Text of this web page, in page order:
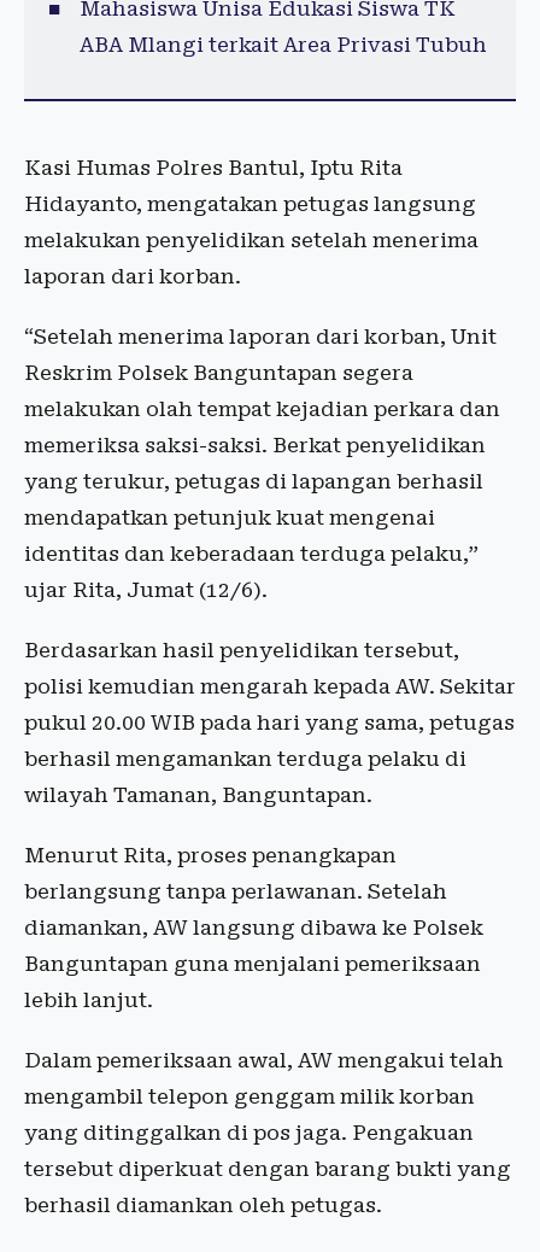
Mahasiswa Unisa Edukasi Siswa TK
ABA Mlangi terkait Area Privasi Tubuh
Kasi Humas Polres Bantul, Iptu Rita
Hidayanto, mengatakan petugas langsung
melakukan penyelidikan setelah menerima
laporan dari korban.
“Setelah menerima laporan dari korban, Unit
Reskrim Polsek Banguntapan segera
melakukan olah tempat kejadian perkara dan
memeriksa saksi-saksi. Berkat penyelidikan
yang terukur, petugas di lapangan berhasil
mendapatkan petunjuk kuat mengenai
identitas dan keberadaan terduga pelaku,”
ujar Rita, Jumat (12/6).
Berdasarkan hasil penyelidikan tersebut,
polisi kemudian mengarah kepada AW. Sekitar
pukul 20.00 WIB pada hari yang sama, petugas
berhasil mengamankan terduga pelaku di
wilayah Tamanan, Banguntapan.
Menurut Rita, proses penangkapan
berlangsung tanpa perlawanan. Setelah
diamankan, AW langsung dibawa ke Polsek
Banguntapan guna menjalani pemeriksaan
lebih lanjut.
Dalam pemeriksaan awal, AW mengakui telah
mengambil telepon genggam milik korban
yang ditinggalkan di pos jaga. Pengakuan
tersebut diperkuat dengan barang bukti yang
berhasil diamankan oleh petugas.